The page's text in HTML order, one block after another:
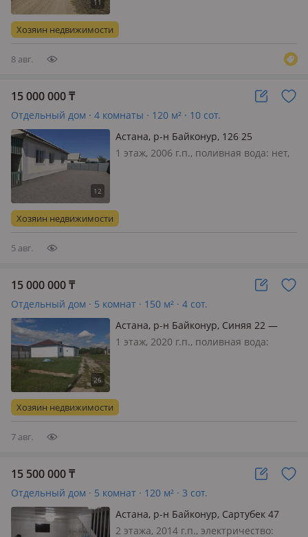
жақсы жасалған осы бағаға шамалас
автокөлікке ауысуға болады
Хозяин недвижимости
8 авг.
15 000 000₸
Отдельный дом · 4 комнаты · 120 м² · 10 сот.
Астана, р-н Байконур, 126 25
1 этаж, 2006 г.п., поливная вода: нет,
светлый и ухоженный дом,
полностью готовый для комфортного
Хозяин недвижимости
5 авг.
15 000 000₸
Отдельный дом · 5 комнат · 150 м² · 4 сот.
Астана, р-н Байконур, Синяя 22 —
Ноходитсья возле Водохранилеще
1 этаж, 2020 г.п., поливная вода:
посёлке рядом с водохранилещем
коянды можно рыбачить, купатсья…
Хозяин недвижимости
7 авг.
15 500 000₸
Отдельный дом · 5 комнат · 120 м² · 3 сот.
Астана, р-н Байконур, Сартубек 47
2 этажа, 2014 г.п., электричество: